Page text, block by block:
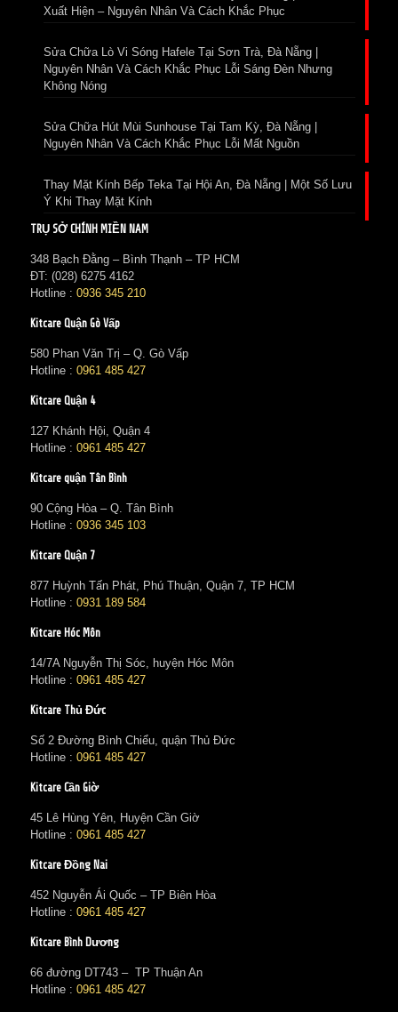
Xuất Hiện – Nguyên Nhân Và Cách Khắc Phục
Sửa Chữa Lò Vi Sóng Hafele Tại Sơn Trà, Đà Nẵng |
Nguyên Nhân Và Cách Khắc Phục Lỗi Sáng Đèn Nhưng
Không Nóng
Sửa Chữa Hút Mùi Sunhouse Tại Tam Kỳ, Đà Nẵng |
Nguyên Nhân Và Cách Khắc Phục Lỗi Mất Nguồn
Thay Mặt Kính Bếp Teka Tại Hội An, Đà Nẵng | Một Số Lưu
Ý Khi Thay Mặt Kính
TRỤ SỞ CHÍNH MIỀN NAM
348 Bạch Đằng – Bình Thạnh – TP HCM
ĐT: (028) 6275 4162
Hotline : 0936 345 210
Kitcare Quận Gò Vấp
580 Phan Văn Trị – Q. Gò Vấp
Hotline : 0961 485 427
Kitcare Quận 4
127 Khánh Hội, Quận 4
Hotline : 0961 485 427
Kitcare quận Tân Bình
90 Cộng Hòa – Q. Tân Bình
Hotline : 0936 345 103
Kitcare Quận 7
877 Huỳnh Tấn Phát, Phú Thuận, Quận 7, TP HCM
Hotline : 0931 189 584
Kitcare Hóc Môn
14/7A Nguyễn Thị Sóc, huyện Hóc Môn
Hotline : 0961 485 427
Kitcare Thủ Đức
Số 2 Đường Bình Chiểu, quận Thủ Đức
Hotline : 0961 485 427
Kitcare Cần Giờ
45 Lê Hùng Yên, Huyện Cần Giờ
Hotline : 0961 485 427
Kitcare Đồng Nai
452 Nguyễn Ái Quốc – TP Biên Hòa
Hotline : 0961 485 427
Kitcare Bình Dương
66 đường DT743 – TP Thuận An
Hotline : 0961 485 427